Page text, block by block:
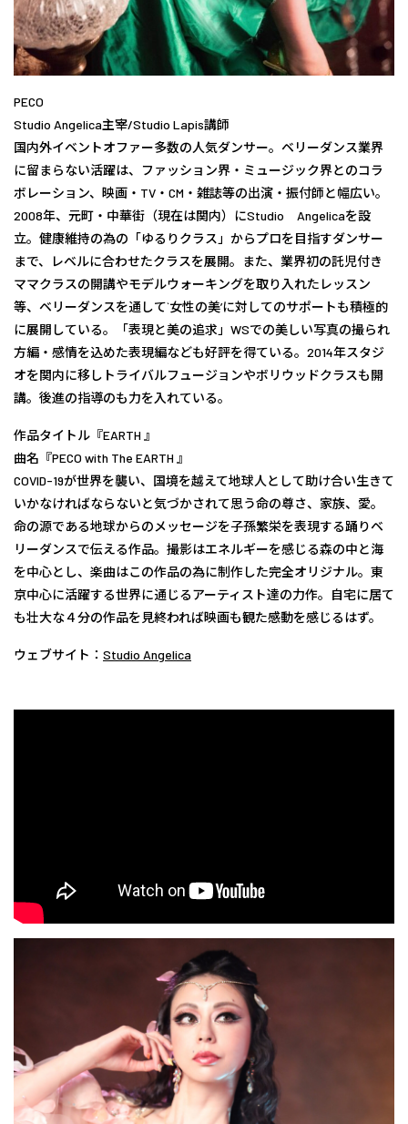
PECO
Studio Angelica主宰/Studio Lapis講師
国内外イベントオファー多数の人気ダンサー。ベリーダンス業界
に留まらない活躍は、ファッション界・ミュージック界とのコラ
ボレーション、映画・TV・CM・雑誌等の出演・振付師と幅広い。
2008年、元町・中華街（現在は関内）にStudio Angelicaを設
立。健康維持の為の「ゆるりクラス」からプロを目指すダンサー
まで、レベルに合わせたクラスを展開。また、業界初の託児付き
ママクラスの開講やモデルウォーキングを取り入れたレッスン
等、ベリーダンスを通して`女性の美’に対してのサポートも積極的
に展開している。「表現と美の追求」WSでの美しい写真の撮られ
方編・感情を込めた表現編なども好評を得ている。2014年スタジ
オを関内に移しトライバルフュージョンやボリウッドクラスも開
講。後進の指導のも力を入れている。
作品タイトル『EARTH 』
曲名『PECO with The EARTH 』
COVID-19が世界を襲い、国境を越えて地球人として助け合い生きて
いかなければならないと気づかされて思う命の尊さ、家族、愛。
命の源である地球からのメッセージを子孫繁栄を表現する踊りベ
リーダンスで伝える作品。撮影はエネルギーを感じる森の中と海
を中心とし、楽曲はこの作品の為に制作した完全オリジナル。東
京中心に活躍する世界に通じるアーティスト達の力作。自宅に居て
も壮大な４分の作品を見終われば映画も観た感動を感じるはず。
ウェブサイト： Studio Angelica